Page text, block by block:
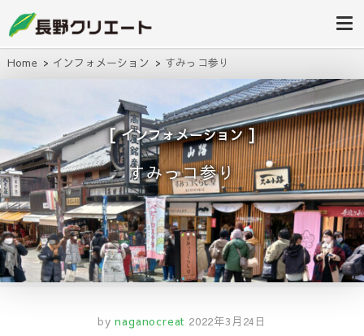
長野クリエ
ート
せください！
Home インフォメーション すみっコ参り
インフォメーション
すみっコ参り
by naganocreat 2022年3月24日